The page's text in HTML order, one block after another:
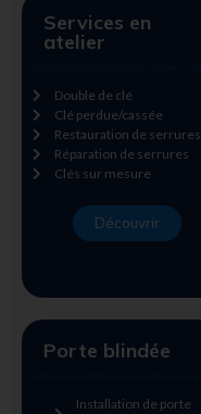
Services en
atelier
Double de clé
Clé perdue/cassée
Restauration de serrures
Réparation de serrures
Clés sur mesure
Découvrir
Porte blindée
Installation de porte